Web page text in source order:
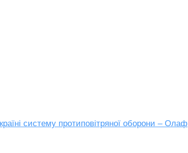
систему протиповітряної оборони – Олаф